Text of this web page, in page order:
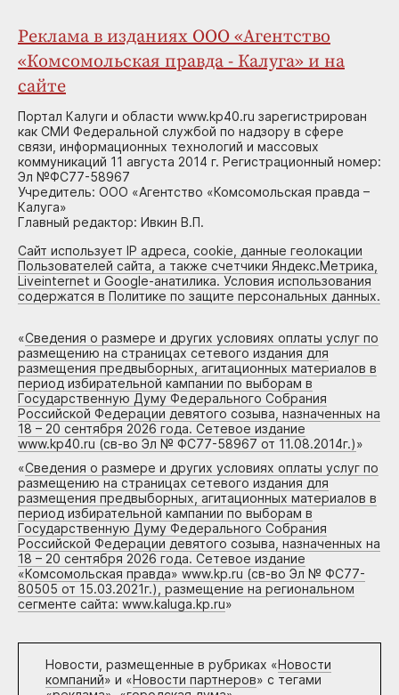
Реклама в изданиях ООО «Агентство
«Комсомольская правда - Калуга» и на
сайте
Портал Калуги и области www.kp40.ru зарегистрирован
как СМИ Федеральной службой по надзору в сфере
связи, информационных технологий и массовых
коммуникаций 11 августа 2014 г. Регистрационный номер:
Эл №ФС77-58967
Учредитель: ООО «Агентство «Комсомольская правда –
Калуга»
Главный редактор: Ивкин В.П.
Сайт использует IP адреса, cookie, данные геолокации
Пользователей сайта, а также счетчики Яндекс.Метрика,
Liveinternet и Google-анатилика. Условия использования
содержатся в Политике по защите персональных данных.
«Сведения о размере и других условиях оплаты услуг по
размещению на страницах сетевого издания для
размещения предвыборных, агитационных материалов в
период избирательной кампании по выборам в
Государственную Думу Федерального Собрания
Российской Федерации девятого созыва, назначенных на
18 – 20 сентября 2026 года. Сетевое издание
www.kp40.ru (св-во Эл № ФС77-58967 от 11.08.2014г.)»
«Сведения о размере и других условиях оплаты услуг по
размещению на страницах сетевого издания для
размещения предвыборных, агитационных материалов в
период избирательной кампании по выборам в
Государственную Думу Федерального Собрания
Российской Федерации девятого созыва, назначенных на
18 – 20 сентября 2026 года. Сетевое издание
«Комсомольская правда» www.kp.ru (св-во Эл № ФС77-
80505 от 15.03.2021г.), размещение на региональном
сегменте сайта: www.kaluga.kp.ru»
Новости, размещенные в рубриках «Новости
компаний» и «Новости партнеров» с тегами